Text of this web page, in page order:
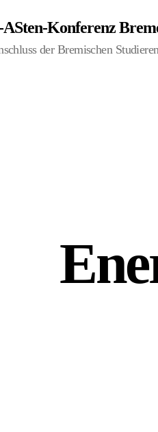
ASten-Konferenz
der Bremischen